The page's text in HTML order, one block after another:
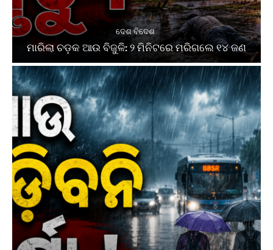
ଦେଶ ବିଦେଶ
ମାରିଲା ଚଡ଼କ ଆଉ ବିଜୁଳି: ୨ ମିନିଟରେ ମରିଗଲେ ୧୪ ଜଣ